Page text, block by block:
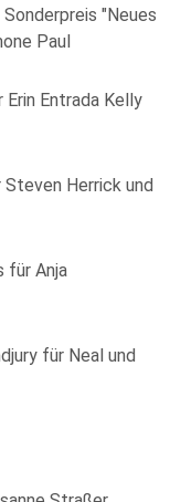
"Neues
Paul
Entrada Kelly
Herrick und
für Anja
für Neal und